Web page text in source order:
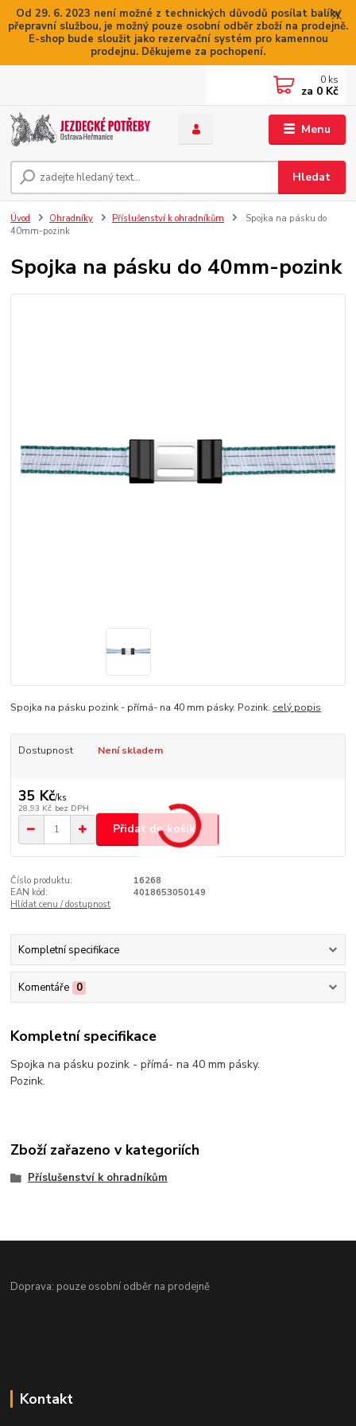
Od 29. 6. 2023 není možné z technických důvodů posílat balíky
přepravní službou, je možný pouze osobní odběr zboží na prodejně.
E-shop bude sloužit jako rezervační systém pro kamennou
prodejnu. Děkujeme za pochopení.
Menu
Hledat
0 ks
za 0 Kč
Úvod Ohradníky Příslušenství k ohradníkům
Spojka na pásku do
40mm-pozink
Spojka na pásku do 40mm-pozink
Spojka na pásku pozink - přímá- na 40 mm pásky. Pozink. celý popis
Dostupnost Není skladem
35 Kč/ks
28,93 Kč bez DPH
Přidat do košíku
Číslo produktu:
16268
EAN kód:
4018653050149
Hlídat cenu / dostupnost
Kompletní specifikace
Komentáře 0
Kompletní specifikace
Spojka na pásku pozink - přímá- na 40 mm pásky.
Pozink.
Zboží zařazeno v kategoriích
Příslušenství k ohradníkům
Doprava: pouze osobní odběr na prodejně
Kontakt